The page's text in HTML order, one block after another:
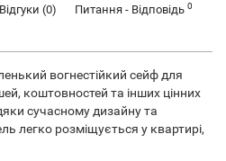
Відгуки (0) Питання - Відповідь 0
вогнестійкий сейф для
коштовностей та інших цінних
сучасному дизайну та
легко розміщується у квартирі,